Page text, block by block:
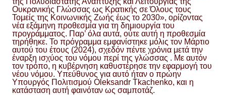
Ουκρανικής Γλώσσας ως Κρατικής σε Όλους τους
Τομείς της Κοινωνικής Ζωής έως το 2030», ορίζοντας
νέα εξάμηνη προθεσμία για τη δημιουργία του
προγράμματος. Παρ’ όλα αυτά, ούτε αυτή η προθεσμία
τηρήθηκε. Το πρόγραμμα εμφανίστηκε μόλις τον Μάρτιο
αυτού του έτους (2024), σχεδόν πέντε χρόνια μετά την
έναρξη ισχύος του νόμου περί της γλώσσας . Με αυτόν
τον τρόπο, η κυβέρνηση καθυστέρησε την εφαρμογή του
νέου νόμου. Υπεύθυνος για αυτό ήταν ο πρώην
Υπουργός Πολιτισμού Oleksandr Tkachenko, και η
κατάσταση αυτή φαινόταν ως σαμποτάζ.